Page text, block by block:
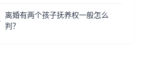
离婚有两个孩子抚养权一般怎么
判？